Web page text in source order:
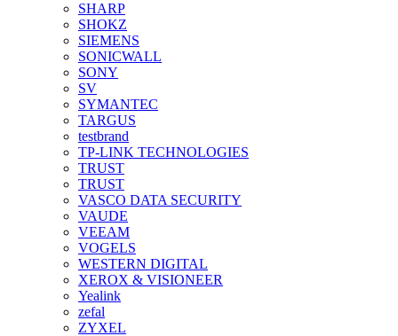
SHARP
SHOKZ
SIEMENS
SONICWALL
SONY
SV
SYMANTEC
TARGUS
testbrand
TP-LINK TECHNOLOGIES
TRUST
TRUST
VASCO DATA SECURITY
VAUDE
VEEAM
VOGELS
WESTERN DIGITAL
XEROX & VISIONEER
Yealink
zefal
ZYXEL